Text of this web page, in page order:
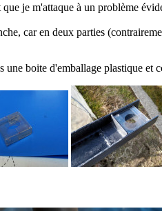
je m'attaque à un problème
car en deux parties
une boite d'emballage plastique